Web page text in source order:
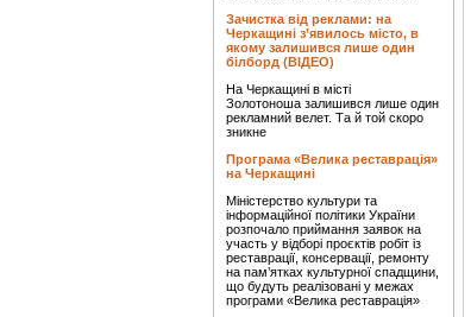
Зачистка від реклами: на
Черкащині з’явилось місто, в
якому залишився лише один
білборд (ВІДЕО)
На Черкащині в місті
Золотоноша залишився лише один
рекламний велет. Та й той скоро
зникне
Програма «Велика реставрація»
на Черкащині
Міністерство культури та
інформаційної політики України
розпочало приймання заявок на
участь у відборі проєктів робіт із
реставрації, консервації, ремонту
на пам’ятках культурної спадщини,
що будуть реалізовані у межах
програми «Велика реставрація»